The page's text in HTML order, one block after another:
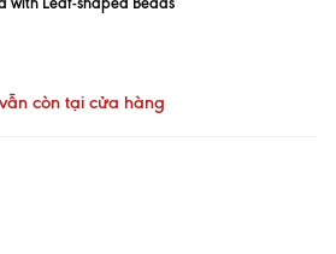
còn tại cửa hàng